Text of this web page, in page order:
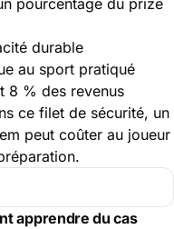
durable
au sport pratiqué
8 % des revenus
ce filet de sécurité, un
peut coûter au joueur
apprendre du cas